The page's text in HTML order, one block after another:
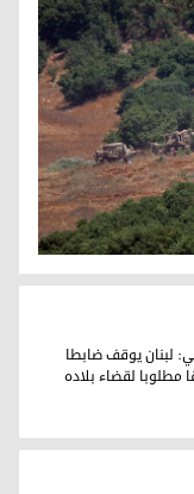
مطلوبا لقضاء
لبنان يوقف ضابطا
مطلوبا لقضاء بلاده